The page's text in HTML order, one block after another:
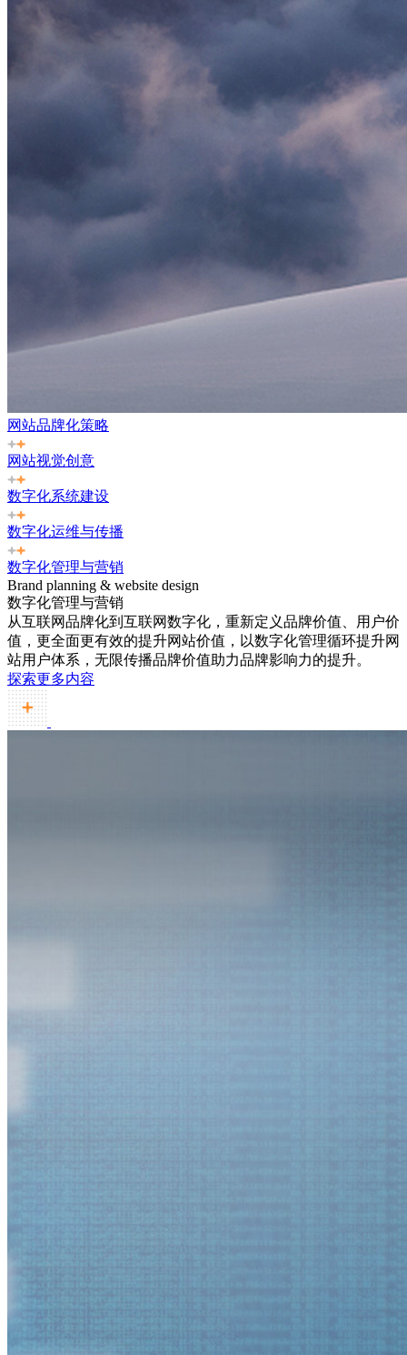
网站品牌化策略
网站视觉创意
数字化系统建设
数字化运维与传播
数字化管理与营销
Brand planning & website design
数字化管理与营销
从互联网品牌化到互联网数字化，重新定义品牌价值、用户价
值，更全面更有效的提升网站价值，以数字化管理循环提升网
站用户体系，无限传播品牌价值助力品牌影响力的提升。
探索更多内容